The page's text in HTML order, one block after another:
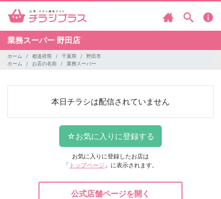
業務スーパー 野田店
ホーム 都道府県 千葉県
野田市
ホーム
お店の名前 業務スーパー
本日チラシは配信されていません
お気に入りに登録したお店は
「 トップページ 」に表示されます。
公式店舗ページを開く